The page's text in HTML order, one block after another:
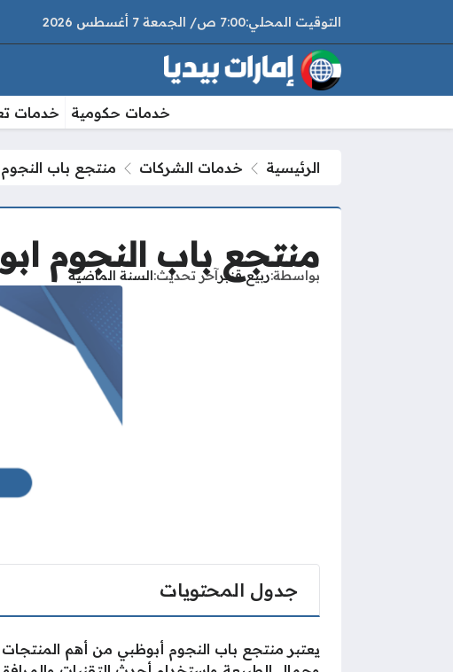
7:00 ص الجمعة 7 أغسطس 2026
خدمات حكومية خدمات
الرئيسية خدمات الشركات منتجع باب
منتجع باب النجوم
بواسطة ربيع قنبرآخر تحديث السنة الماضية
جدول المحتويات
يعتبر منتجع باب النجوم أبوظبي من أهم المنتجات